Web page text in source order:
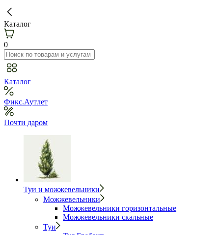
Каталог
0
Каталог
Фикс.Аутлет
Почти даром
Туи и можжевельники
Можжевельники
Можжевельники горизонтальные
Можжевельники скальные
Туи